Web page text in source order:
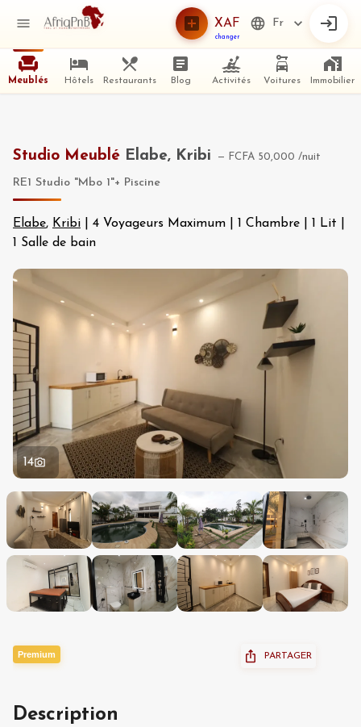
XAF
changer
Fr
Meublés Hôtels Restaurants Blog Activités Voitures Immobilier
Studio Meublé Elabe, Kribi — FCFA 50,000 /nuit
RE1 Studio "Mbo 1"+ Piscine
Elabe, Kribi 4 Voyageurs Maximum 1 Chambre 1 Lit
1 Salle de bain
14
Premium PARTAGER
Description